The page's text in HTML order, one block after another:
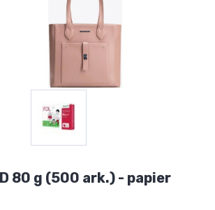
80 g (500 ark.) - papier